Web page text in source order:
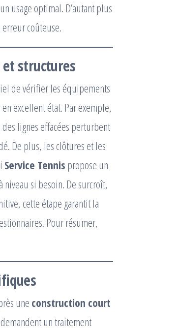
usage optimal. D’autant plus
coûteuse.
et structures
de vérifier les équipements
excellent état. Par exemple,
lignes effacées perturbent
De plus, les clôtures et les
Service Tennis propose un
niveau si besoin. De surcroît,
cette étape garantit la
Pour résumer,
une construction court
un traitement